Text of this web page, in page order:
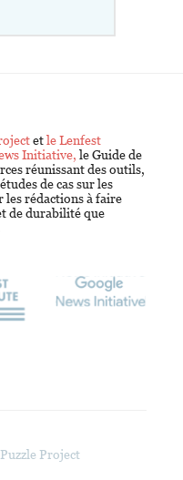
etle Lenfest
Initiative, le Guide de
réunissant des outils,
de cas sur les
les rédactions à faire
de durabilité que
Project